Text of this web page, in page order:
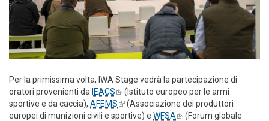
Per la primissima volta, IWA Stage vedrà la partecipazione di
oratori provenienti da IEACS(link is external)
(Istituto europeo per le armi
sportive e da caccia), AFEMS(link is external)
(Associazione dei produttori
europei di munizioni civili e sportive) e WFSA(link is external)
(Forum globale